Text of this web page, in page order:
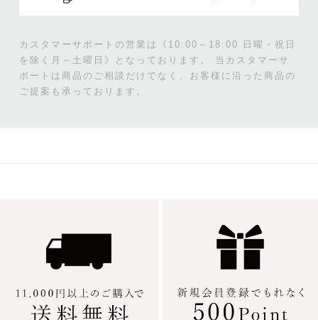
カスタマーサポートの営業は《10:00～18:00 日曜・祝日
を除く月～土曜日》となっております。
当カスタマーサ
ポートは商品のご相談だけでなく、お客様に沿った商品の
ご提案も承っております。